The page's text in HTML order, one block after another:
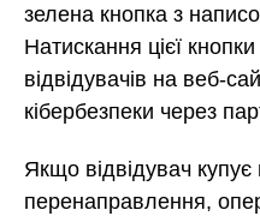
зелена кнопка з
Натискання цієї
відвідувачів на веб-
кібербезпеки через
Якщо відвідувач купує
перенаправлення,